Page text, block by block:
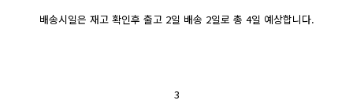
배송시일은 재고 확인후 출고 2일 배송 2일로 총 4일 예상합니다.
3